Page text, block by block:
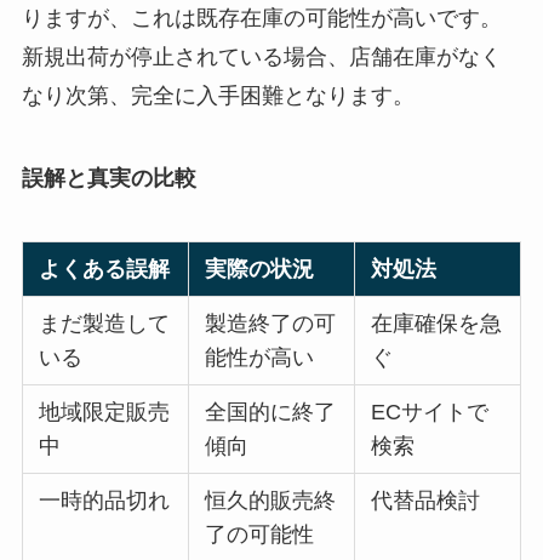
りますが、これは既存在庫の可能性が高いです。
新規出荷が停止されている場合、店舗在庫がなく
なり次第、完全に入手困難となります。
誤解と真実の比較
よくある誤解 実際の状況 対処法
まだ製造して
いる
製造終了の可
能性が高い
在庫確保を急
ぐ
地域限定販売
中
全国的に終了
傾向
ECサイトで
検索
一時的品切れ
恒久的販売終
了の可能性
代替品検討